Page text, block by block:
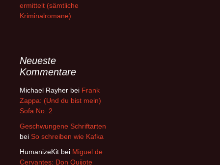
ermittelt (sämtliche
Kriminalromane)
Neueste
Kommentare
Michael Rayher bei Frank
Zappa: (Und du bist mein)
Sofa No. 2
Geschwungene Schriftarten
bei So schreiben wie Kafka
HumanizeKit bei Miguel de
Cervantes: Don Quijote